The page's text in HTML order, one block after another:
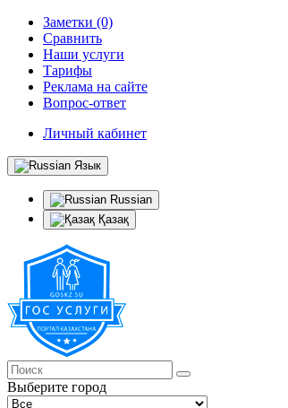
Заметки (0)
Сравнить
Наши услуги
Тарифы
Реклама на сайте
Вопрос-ответ
Личный кабинет
Язык
Russian
Қазақ
Выберите город